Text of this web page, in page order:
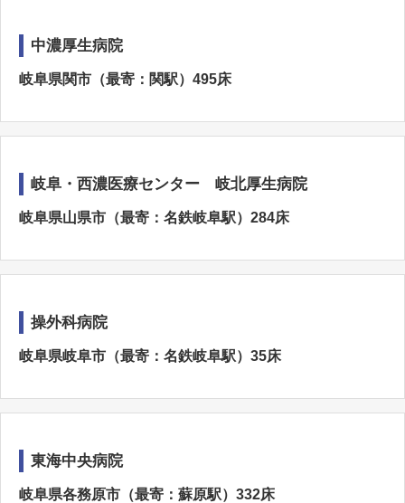
中濃厚生病院
岐阜県関市（最寄：関駅）495床
岐阜・西濃医療センター 岐北厚生病院
岐阜県山県市（最寄：名鉄岐阜駅）284床
操外科病院
岐阜県岐阜市（最寄：名鉄岐阜駅）35床
東海中央病院
岐阜県各務原市（最寄：蘇原駅）332床